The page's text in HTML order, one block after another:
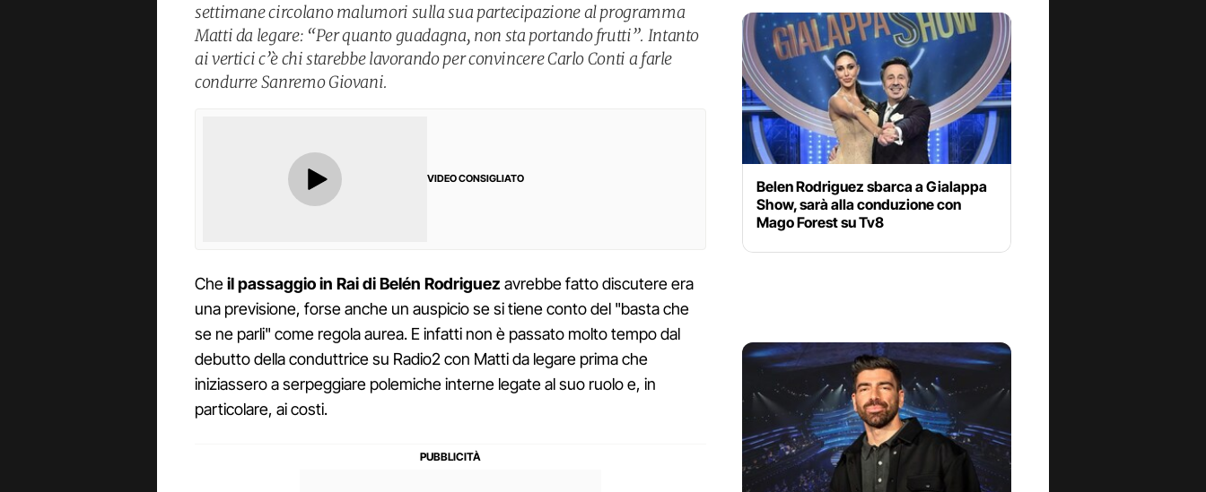
settimane circolano malumori sulla sua partecipazione al programma
Matti da legare: “Per quanto guadagna, non sta portando frutti”. Intanto
ai vertici c’è chi starebbe lavorando per convincere Carlo Conti a farle
condurre Sanremo Giovani.
VIDEO CONSIGLIATO
Cheil passaggio in Rai di Belén Rodriguez avrebbe fatto discutere era
una previsione, forse anche un auspicio se si tiene conto del "basta che
se ne parli" come regola aurea. E infatti non è passato molto tempo dal
debutto della conduttrice su Radio2 con Matti da legare prima che
iniziassero a serpeggiare polemiche interne legate al suo ruolo e, in
particolare, ai costi.
Belen Rodriguez sbarca a Gialappa
Show, sarà alla conduzione con
Mago Forest su Tv8